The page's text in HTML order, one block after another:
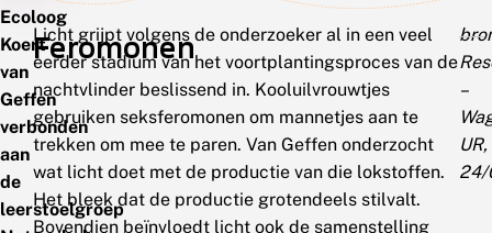
Ecoloog
Koert
van
Geffen
verbonden
aan
de
leerstoelgroep
Feromonen
Licht grijpt volgens de onderzoeker al in een veel
eerder stadium van het voortplantingsproces van de
nachtvlinder beslissend in. Kooluilvrouwtjes
gebruiken seksferomonen om mannetjes aan te
trekken om mee te paren. Van Geffen onderzocht
wat licht doet met de productie van die lokstoffen.
Het bleek dat de productie grotendeels stilvalt.
Bovendien beïnvloedt licht ook de samenstelling
–
UR,
24/